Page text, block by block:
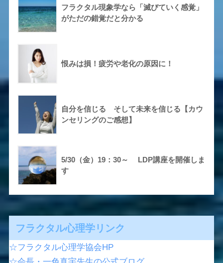
フラクタル現象学なら「滅びていく感覚」
がただの錯覚だと分かる
恨みは損！疲労や老化の原因に！
自分を信じる そして未来を信じる【カウ
ンセリングのご感想】
5/30（金）19：30～ LDP講座を開催しま
す
フラクタル心理学リンク
☆フラクタル心理学協会HP